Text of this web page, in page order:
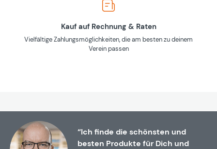
Kauf auf Rechnung & Raten
Vielfältige Zahlungsmöglichkeiten, die am besten zu deinem
Verein passen
“Ich finde die schönsten und
besten Produkte für Dich und